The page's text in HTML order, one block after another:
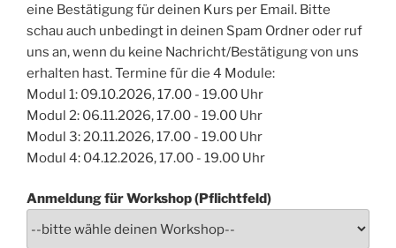
eine Bestätigung für deinen Kurs per Email. Bitte
schau auch unbedingt in deinen Spam Ordner oder ruf
uns an, wenn du keine Nachricht/Bestätigung von uns
erhalten hast. Termine für die 4 Module:
Modul 1: 09.10.2026, 17.00 - 19.00 Uhr
Modul 2: 06.11.2026, 17.00 - 19.00 Uhr
Modul 3: 20.11.2026, 17.00 - 19.00 Uhr
Modul 4: 04.12.2026, 17.00 - 19.00 Uhr
Anmeldung für Workshop (Pflichtfeld)